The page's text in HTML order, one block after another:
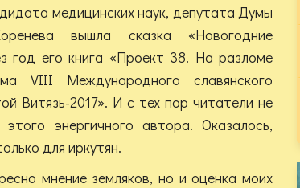
медицинских наук, депутата Думы
вышла сказка «Новогодние
год его книга «Проект 38. На разломе
VIII Международного славянского
Витязь-2017». И с тех пор читатели не
энергичного автора. Оказалось,
для иркутян.
мнение земляков, но и оценка моих